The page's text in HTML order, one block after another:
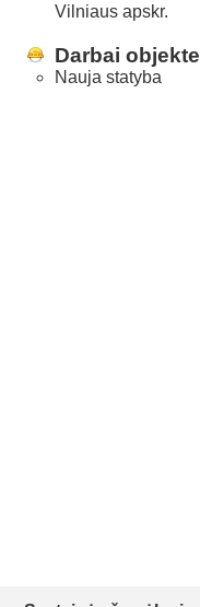
Vilniaus apskr.
Darbai objekte
Nauja statyba